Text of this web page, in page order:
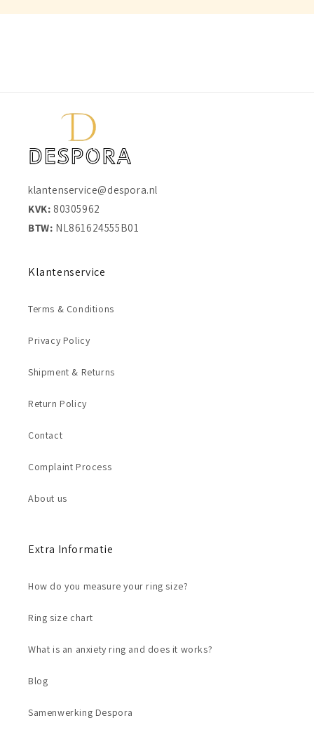
klantenservice@despora.nl
KVK: 80305962
BTW: NL861624555B01
Klantenservice
Terms & Conditions
Privacy Policy
Shipment & Returns
Return Policy
Contact
Complaint Process
About us
Extra Informatie
How do you measure your ring size?
Ring size chart
What is an anxiety ring and does it works?
Blog
Samenwerking Despora